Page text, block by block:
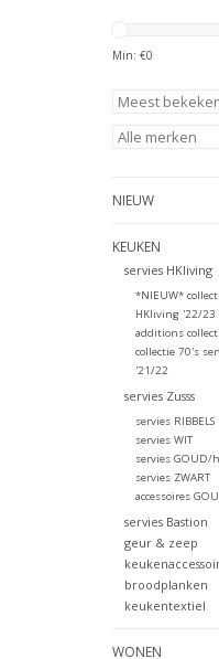
Min: €0
NIEUW
KEUKEN
servies HKliving
*NIEUW*
HKliving '22/23
additions
collectie 70's
'21/22
servies Zusss
servies RIBBELS
servies WIT
servies GOUD/
servies ZWART
accessoires
servies Bastion
geur & zeep
broodplanken
keukentextiel
WONEN